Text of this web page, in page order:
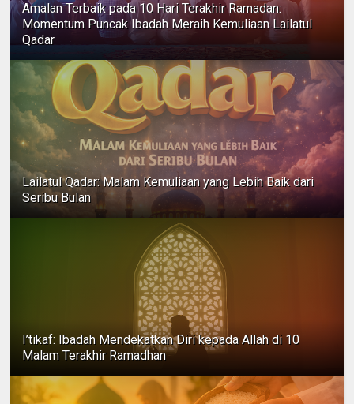
Amalan Terbaik pada 10 Hari Terakhir Ramadan:
Momentum Puncak Ibadah Meraih Kemuliaan Lailatul
Qadar
Lailatul Qadar: Malam Kemuliaan yang Lebih Baik dari
Seribu Bulan
I’tikaf: Ibadah Mendekatkan Diri kepada Allah di 10
Malam Terakhir Ramadhan